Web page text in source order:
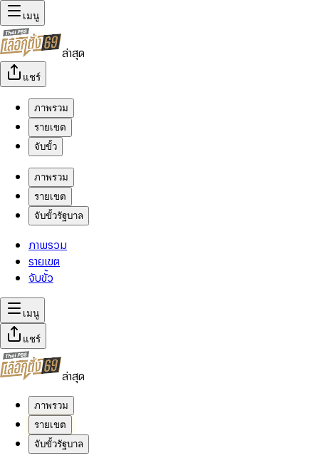
เมนู
ล่าสุด
แชร์
ภาพรวม
รายเขต
จับขั้ว
ภาพรวม
รายเขต
จับขั้วรัฐบาล
ภาพรวม
รายเขต
จับขั้ว
เมนู
แชร์
ล่าสุด
ภาพรวม
รายเขต
จับขั้วรัฐบาล